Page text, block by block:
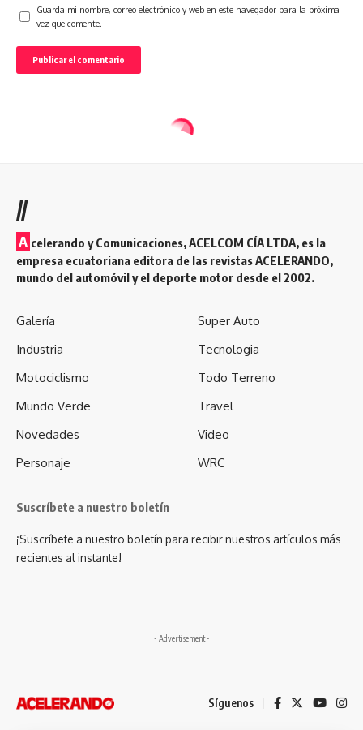
Guarda mi nombre, correo electrónico y web en este navegador para la próxima
vez que comente.
//
A celerando y Comunicaciones, ACELCOM CÍA LTDA, es la
empresa ecuatoriana editora de las revistas ACELERANDO,
mundo del automóvil y el deporte motor desde el 2002.
Galería
Industria
Motociclismo
Mundo Verde
Novedades
Personaje
Super Auto
Tecnologia
Todo Terreno
Travel
Video
WRC
Suscríbete a nuestro boletín
¡Suscríbete a nuestro boletín para recibir nuestros artículos más
recientes al instante!
- Advertisement -
Síguenos